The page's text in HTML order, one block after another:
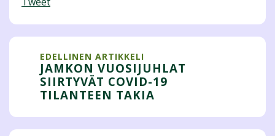
EDELLINEN ARTIKKELI
JAMKON VUOSIJUHLAT
SIIRTYVÄT COVID-19
TILANTEEN TAKIA